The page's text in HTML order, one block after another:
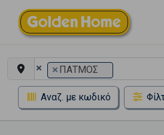
× × ΠΑΤΜΟΣ
Αναζ. με κωδικό